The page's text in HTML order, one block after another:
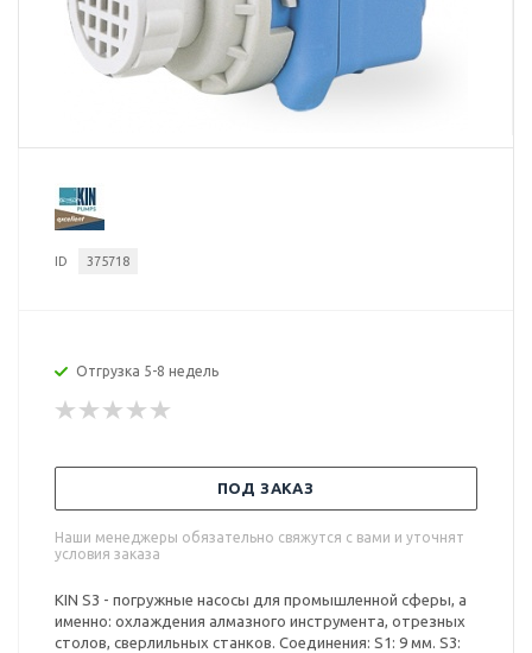
ID 375718
Отгрузка 5-8 недель
ПОД ЗАКАЗ
Наши менеджеры обязательно свяжутся с вами и уточнят
условия заказа
KIN S3 - погружные насосы для промышленной сферы, а
именно: охлаждения алмазного инструмента, отрезных
столов, сверлильных станков. Соединения: S1: 9 мм. S3: